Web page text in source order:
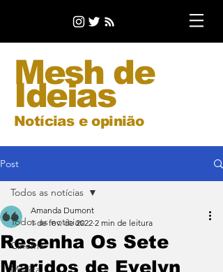
Mesh de
Ideias
Notícias e opinião
Post
Todos as notícias
Cinema
Música
Todos as notícias
Resenha Os Sete
Maridos de Evelyn
Amanda Dumont
1 de fev. de 2022 2 min de leitura